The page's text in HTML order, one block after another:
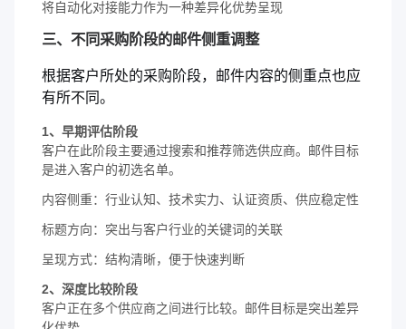
将自动化对接能力作为一种差异化优势呈现
三、不同采购阶段的邮件侧重调整
根据客户所处的采购阶段，邮件内容的侧重点也应
有所不同。
1、早期评估阶段
客户在此阶段主要通过搜索和推荐筛选供应商。邮件目标
是进入客户的初选名单。
内容侧重：行业认知、技术实力、认证资质、供应稳定性
标题方向：突出与客户行业的关键词的关联
呈现方式：结构清晰，便于快速判断
2、深度比较阶段
客户正在多个供应商之间进行比较。邮件目标是突出差异